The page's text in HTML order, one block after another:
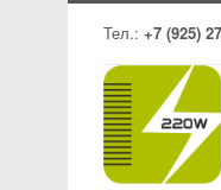
Тел.: +7 (925)